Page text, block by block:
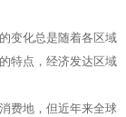
变化总是随着各区域
特点，经济发达区域
费地，但近年来全球